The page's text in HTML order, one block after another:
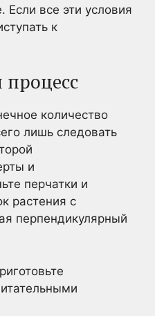
Если все эти условия
к
количество
лишь следовать
и
перчатки и
растения с
перпендикулярный